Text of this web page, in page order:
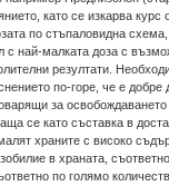
като се изкарва курс
по стъпаловидна схема,
с най-малката доза с
резултати.
по-горе, че е добре
за
се като съставка в
храните с високо
в храната,
по голямо